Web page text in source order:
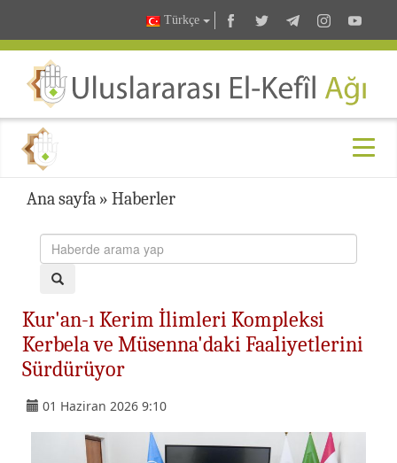
Türkçe
Ana sayfa » Haberler
Kur'an-ı Kerim İlimleri Kompleksi
Kerbela ve Müsenna'daki Faaliyetlerini
Sürdürüyor
01 Haziran 2026 9:10